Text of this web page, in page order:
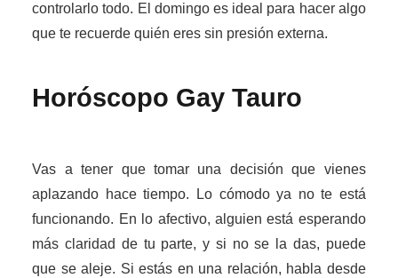
controlarlo todo. El domingo es ideal para hacer algo
que te recuerde quién eres sin presión externa.
Horóscopo GayTauro
Vas a tener que tomar una decisión que vienes
aplazando hace tiempo. Lo cómodo ya no te está
funcionando. En lo afectivo, alguien está esperando
más claridad de tu parte, y si no se la das, puede
que se aleje. Si estás en una relación, habla desde